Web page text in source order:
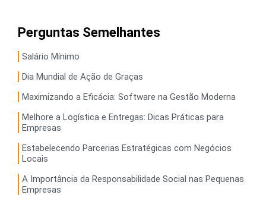
Perguntas Semelhantes
Salário Mínimo
Dia Mundial de Ação de Graças
Maximizando a Eficácia: Software na Gestão Moderna
Melhore a Logística e Entregas: Dicas Práticas para
Empresas
Estabelecendo Parcerias Estratégicas com Negócios
Locais
A Importância da Responsabilidade Social nas Pequenas
Empresas